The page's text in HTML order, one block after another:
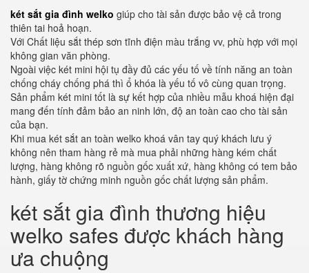
két sắt gia đình welko giúp cho tài sản được bảo vệ cả trong
thiên tai hoả hoạn.
Với Chất liệu sắt thép sơn tĩnh điện màu trắng vv, phù hợp với mọi
không gian văn phòng.
Ngoài việc két mini hội tụ đầy đủ các yếu tố về tính năng an toàn
chống cháy chống phá thì ổ khóa là yếu tố vô cùng quan trọng.
Sản phẩm két mini tốt là sự kết hợp của nhiều mẫu khoá hiện đại
mang đến tính đảm bảo an ninh lớn, độ an toàn cao cho tài sản
của bạn.
Khi mua két sắt an toàn welko khoá vân tay quý khách lưu ý
không nên tham hàng rẻ mà mua phải những hàng kém chất
lượng, hàng không rõ nguồn gốc xuất xứ, hàng không có tem bảo
hành, giấy tờ chứng minh nguồn gốc chất lượng sản phẩm.
két sắt gia đình thương hiệu
welko safes được khách hàng
ưa chuộng